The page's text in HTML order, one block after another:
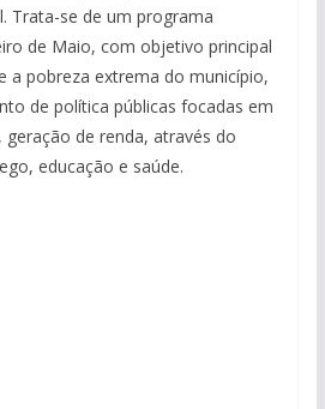
Trata-se de um programa
de Maio, com objetivo principal
a pobreza extrema do município,
de política públicas focadas em
geração de renda, através do
educação e saúde.